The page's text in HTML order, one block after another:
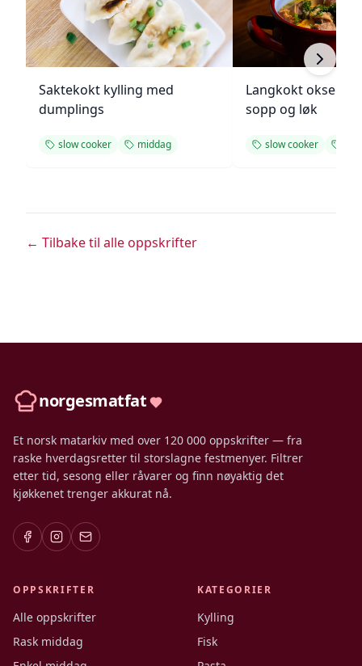
Saktekokt kylling med
dumplings
slow cooker middag
Langkokt
sopp og løk
slow cooker
← Tilbake til alle oppskrifter
norgesmatfat
Et norsk matarkiv med over 120 000 oppskrifter — fra
raske hverdagsretter til storslagne festmenyer. Filtrer
etter tid, sesong eller råvarer og finn nøyaktig det
kjøkkenet trenger akkurat nå.
OPPSKRIFTER
Alle oppskrifter
Rask middag
KATEGORIER
Kylling
Fisk